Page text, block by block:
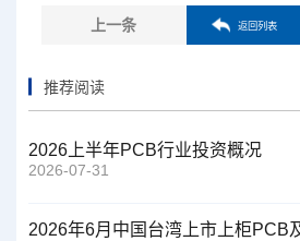
上一条 返回列表
推荐阅读
2026上半年PCB行业投资概况
2026-07-31
2026年6月中国台湾上市上柜PCB